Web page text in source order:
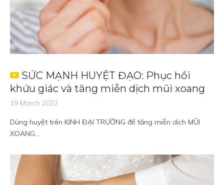
SỨC MẠNH HUYỆT ĐẠO: Phục hồi
khứu giác và tăng miễn dịch mũi xoang
19 March 2022
Dùng huyệt trên KINH ĐẠI TRƯỜNG để tăng miễn dịch MŨI
XOANG...